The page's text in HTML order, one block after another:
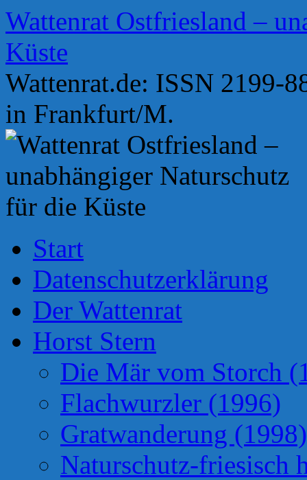
Zum
Inhalt
springen
Wattenrat Ostfriesland –
Küste
Wattenrat.de: ISSN 2199-
in Frankfurt/M.
Start
Datenschutzerklärung
Der Wattenrat
Horst Stern
Die Mär vom Storch
Flachwurzler (1996)
Gratwanderung (1998)
Naturschutz-friesisch